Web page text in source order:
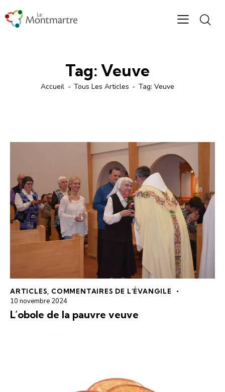
Tag: Veuve
Accueil Tous Les Articles Tag: Veuve
ARTICLES COMMENTAIRES DE L'ÉVANGILE
10 novembre 2024
L’obole de la pauvre veuve